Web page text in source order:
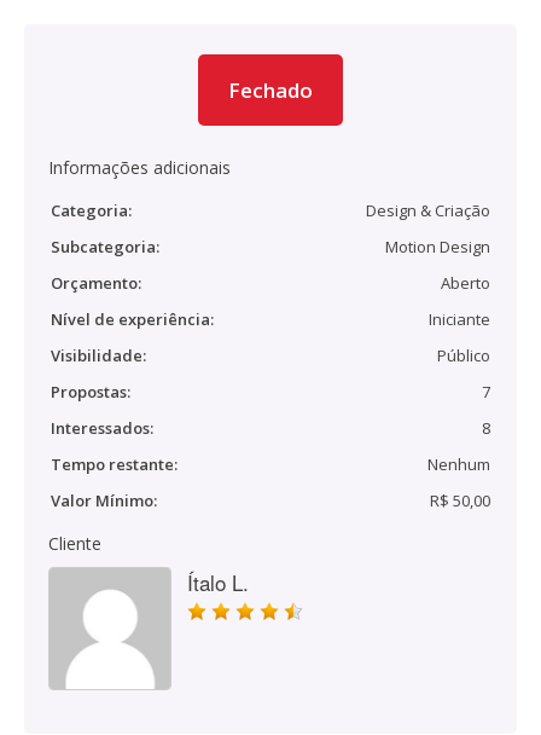
Fechado
Informações adicionais
Categoria:
Design & Criação
Subcategoria:
Motion Design
Orçamento:
Aberto
Nível de experiência:
Iniciante
Visibilidade:
Público
Propostas:
7
Interessados:
8
Tempo restante:
Nenhum
Valor Mínimo:
R$ 50,00
Cliente
Ítalo L.